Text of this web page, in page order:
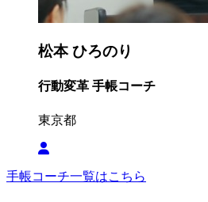
松本 ひろのり
行動変革 手帳コーチ
東京都
手帳コーチ一覧はこちら